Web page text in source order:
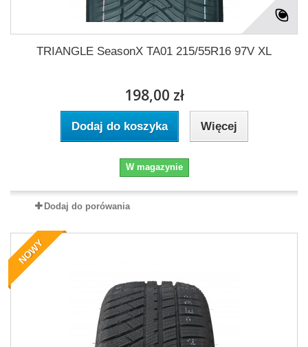
TRIANGLE SeasonX TA01 215/55R16 97V XL
198,00 zł
Dodaj do koszyka Więcej
W magazynie
Dodaj do porówania
NOWY